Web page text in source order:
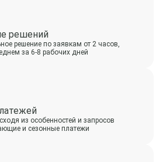
решений
решение по заявкам от 2 часов,
за 6-8 рабочих дней
из особенностей и запросов
и сезонные платежи